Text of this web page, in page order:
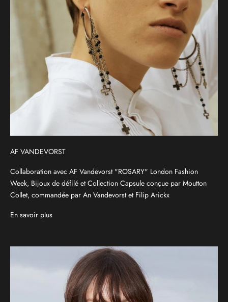
AF VANDEVORST
Collaboration avec AF Vandevorst "ROSARY" London Fashion
Week, Bijoux de défilé et Collection Capsule conçue par Moutton
Collet, commandée par An Vandevorst et Filip Arickx
En savoir plus